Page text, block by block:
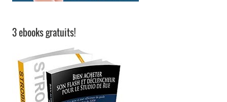
3 ebooks gratuits!